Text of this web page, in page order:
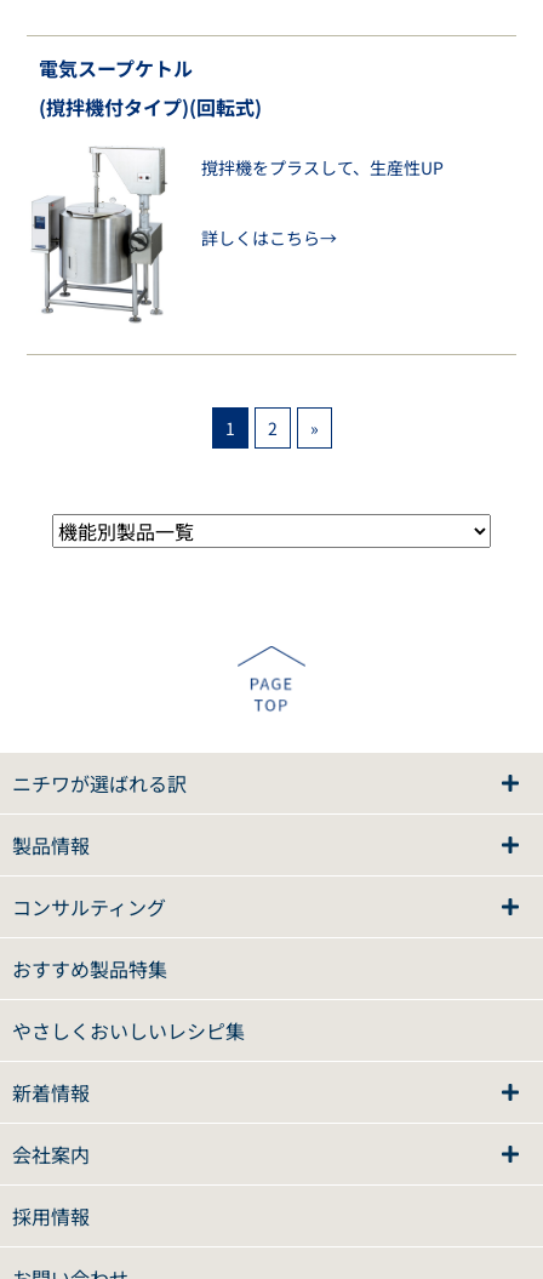
電気スープケトル
(撹拌機付タイプ)(回転式)
撹拌機をプラスして、生産性UP
詳しくはこちら→
1 2 »
ニチワが選ばれる訳
製品情報
コンサルティング
おすすめ製品特集
やさしくおいしいレシピ集
新着情報
会社案内
採用情報